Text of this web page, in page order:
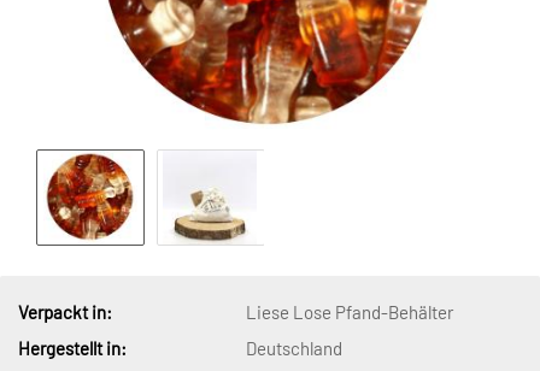
Verpackt in:
Liese Lose Pfand-Behälter
Hergestellt in:
Deutschland